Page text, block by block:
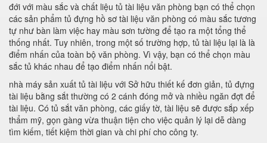
đới với màu sắc và chất liệu tủ tài liệu văn phòng bạn có thể chọn
các sản phẩm tủ đựng hồ sơ tài liệu văn phòng có màu sắc tương
tự như bàn làm việc hay màu sơn tường để tạo ra một tổng thể
thống nhất. Tuy nhiên, trong một số trường hợp, tủ tài liệu lại là là
điểm nhấn của toàn bộ văn phòng. Vì vậy, bạn có thể chọn màu
sắc tủ khác nhau để tạo điểm nhấn nổi bật.
nhà máy sản xuất tủ tài liệu với Sở hữu thiết kế đơn giản, tủ đựng
tài liệu bằng sắt thường có 2 cánh đóng mở và nhiều ngăn đợt để
tài liệu. Có tủ sắt văn phòng, các giấy tờ, tài liệu sẽ được sắp xếp
thẩm mỹ, gọn gàng vừa thuận tiện cho việc quản lý lại dễ dàng
tìm kiếm, tiết kiệm thời gian và chi phí cho công ty.